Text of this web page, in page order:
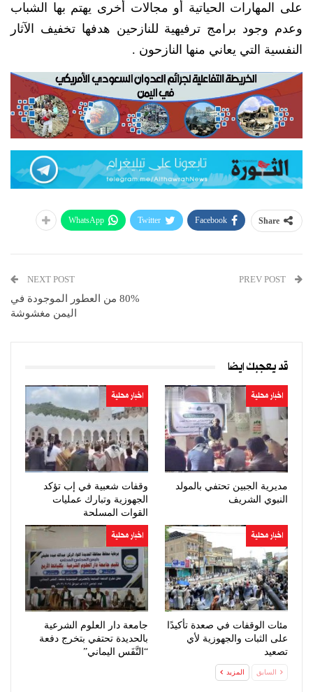
على المهارات الحياتية أو مجالات أخرى يهتم بها الشباب
وعدم وجود برامج ترفيهية للنازحين هدفها تخفيف الآثار
النفسية التي يعاني منها النازحون .
Share
Facebook
Twitter
WhatsApp
NEXT POST
80% من العطور الموجودة في
اليمن مغشوشة
قد يعجبك ايضا
اخبار محلية
مديرية الجبين تحتفي بالمولد
النبوي الشريف
اخبار محلية
وقفات شعبية في إب تؤكد
الجهوزية وتبارك عمليات
القوات المسلحة
اخبار محلية
مئات الوقفات في صعدة تأكيدًا
على الثبات والجهوزية لأي
تصعيد
اخبار محلية
جامعة دار العلوم الشرعية
بالحديدة تحتفي بتخرج دفعة
“النَّفَس اليماني”
السابق المزيد